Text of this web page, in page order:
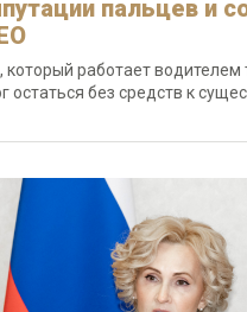
пальцев и
работает водителем
остаться без средств к